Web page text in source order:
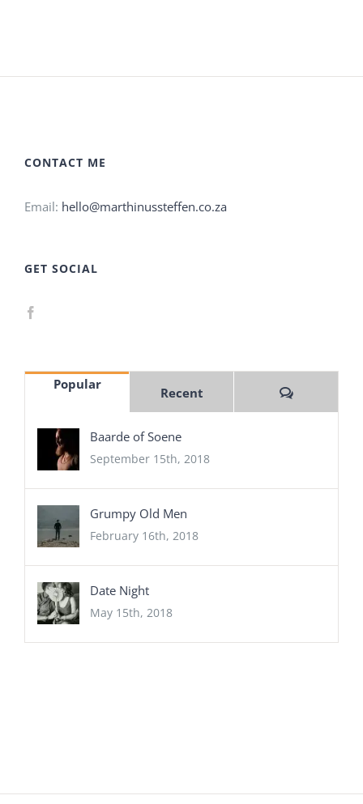
CONTACT ME
Email: hello@marthinussteffen.co.za
GET SOCIAL
Popular
Recent Comments
Baarde of Soene
September 15th, 2018
Grumpy Old Men
February 16th, 2018
Date Night
May 15th, 2018